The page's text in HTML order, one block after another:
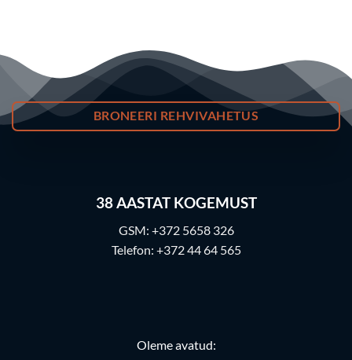
BRONEERI REHVIVAHETUS
38AASTAT KOGEMUST
GSM: +372 5658 326
Telefon: +372 44 64 565
Oleme avatud: